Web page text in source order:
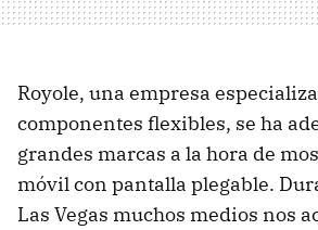
Royole, una empresa
componentes flexibles, se ha
grandes marcas a la hora de
móvil con pantalla plegable.
Las Vegas muchos medios nos